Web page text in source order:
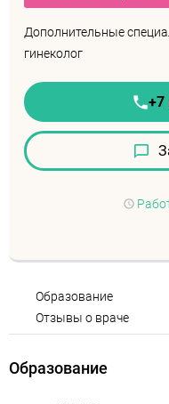
Дополнительные
гинеколог
+7
Образование
Отзывы о враче
Образование